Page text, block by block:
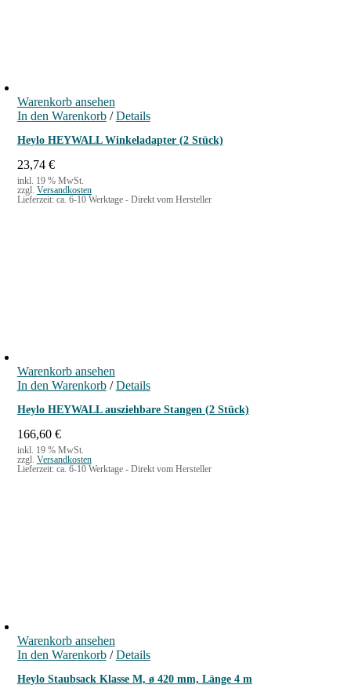
P
r
i
a
r
i
s
:
0
Warenkorb ansehen
In den Warenkorb / Details
Heylo HEYWALL Winkeladapter (2 Stück)
23,74 €
inkl. 19 % MwSt.
zzgl. Versandkosten
Lieferzeit: ca. 6-10 Werktage - Direkt vom Hersteller
Warenkorb ansehen
In den Warenkorb / Details
Heylo HEYWALL ausziehbare Stangen (2 Stück)
166,60 €
inkl. 19 % MwSt.
zzgl. Versandkosten
Lieferzeit: ca. 6-10 Werktage - Direkt vom Hersteller
Warenkorb ansehen
In den Warenkorb / Details
Heylo Staubsack Klasse M, ø 420 mm, Länge 4 m